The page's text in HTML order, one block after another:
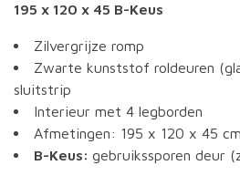
195 x 120 x 45 B-Keus
Zilvergrijze romp
Zwarte kunststof roldeuren
sluitstrip
Interieur met 4 legborden
Afmetingen: 195 x 120 x 45
B-Keus: gebruikssporen deur